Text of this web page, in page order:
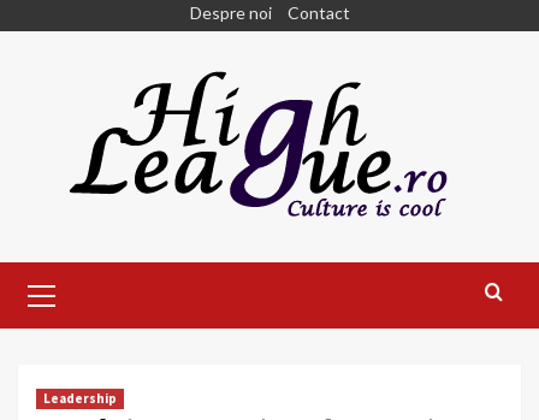
Despre noi Contact
Menu
Leadership